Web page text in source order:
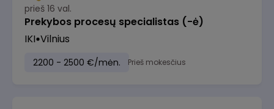
prieš 16 val.
Prekybos procesų specialistas (-ė)
IKI Vilnius
2200 - 2500 €/mėn. Prieš mokesčius